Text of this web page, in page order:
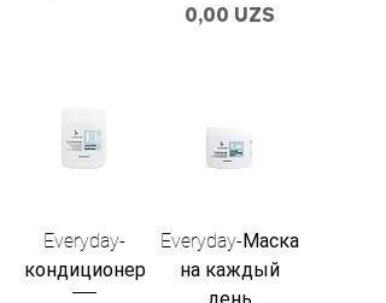
Цена
0,00 UZS
Everyday-
кондиционер
Everyday-Маска
на каждый